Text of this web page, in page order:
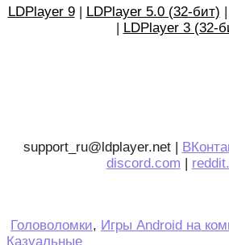
LDPlayer 9| LDPlayer 5.0 (32-бит) |
| LDPlayer 3 (32-
support_ru@ldplayer.net |
discord.com |
Головоломки, Игры Android на
Казуальные